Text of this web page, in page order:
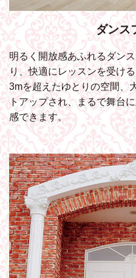
ダンス
明るく開放感あふれるダン
り、快適にレッスンを受け
3mを超えたゆとりの空間、
トアップされ、まるで舞台
感できます。